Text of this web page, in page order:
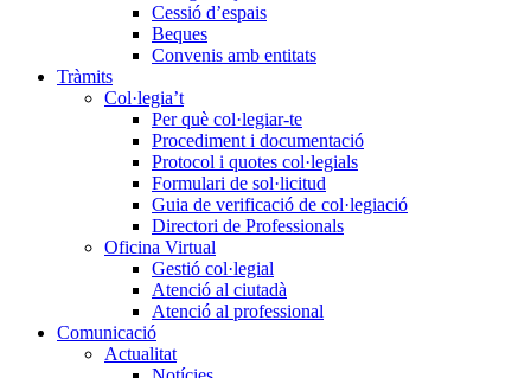
Cessió d’espais
Beques
Convenis amb entitats
Tràmits
Col·legia’t
Per què col·legiar-te
Procediment i documentació
Protocol i quotes col·legials
Formulari de sol·licitud
Guia de verificació de col·legiació
Directori de Professionals
Oficina Virtual
Gestió col·legial
Atenció al ciutadà
Atenció al professional
Comunicació
Actualitat